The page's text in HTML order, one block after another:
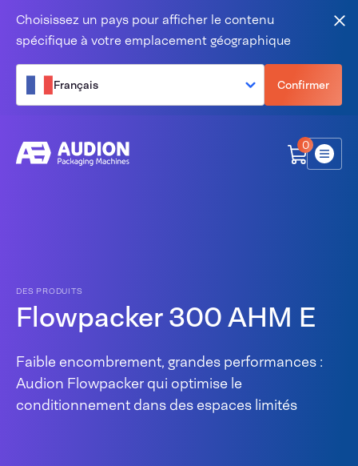
Choisissez un pays pour afficher le contenu
spécifique à votre emplacement géographique
Français Confirmer
0
Menu
DES PRODUITS
Flowpacker 300 AHM E
Faible encombrement, grandes performances :
Audion Flowpacker qui optimise le
conditionnement dans des espaces limités